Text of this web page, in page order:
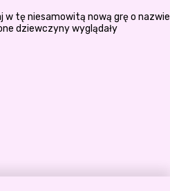
w tę niesamowitą nową grę o nazwie
dziewczyny wyglądały